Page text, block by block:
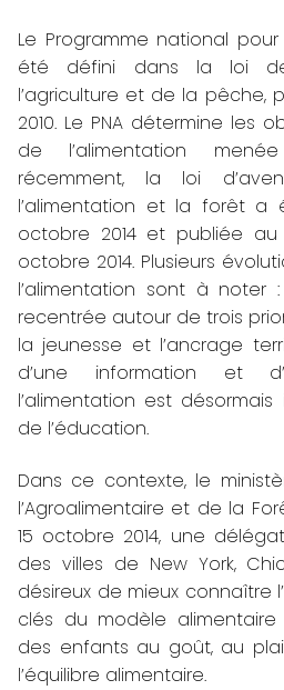
Le Programme national pour
été défini dans la loi
l’agriculture et de la pêche,
2010. Le PNA détermine les
de l’alimentation
récemment, la loi
l’alimentation et la forêt a
octobre 2014 et publiée
octobre 2014. Plusieurs
l’alimentation sont à noter
recentrée autour de trois
la jeunesse et l’ancrage
d’une information et
l’alimentation est
de l’éducation.
Dans ce contexte, le
l’Agroalimentaire et de la
15 octobre 2014, une
des villes de New York,
désireux de mieux connaître
clés du modèle alimentaire
des enfants au goût, au
l’équilibre alimentaire.